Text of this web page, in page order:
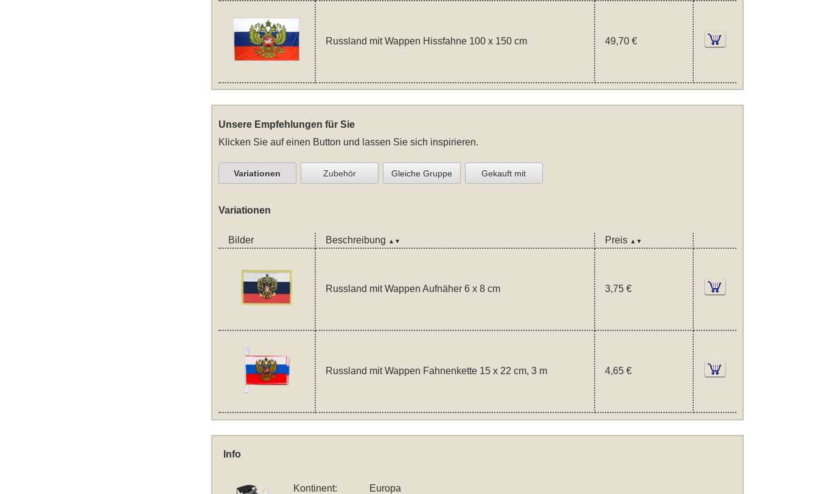
Russland mit Wappen Hissfahne 100 x 150 cm 49,70 €
Unsere Empfehlungen für Sie
Klicken Sie auf einen Button und lassen Sie sich inspirieren.
Variationen Zubehör Gleiche Gruppe Gekauft mit
Variationen
Bilder Beschreibung ▲▼ Preis ▲▼
Russland mit Wappen Aufnäher 6 x 8 cm 3,75 €
Russland mit Wappen Fahnenkette 15 x 22 cm, 3 m 4,65 €
Info
Kontinent: Europa